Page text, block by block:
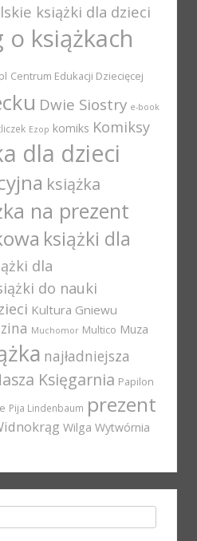
książki dla dzieci
o książkach
Centrum Edukacji Dziecięcej
Dwie Siostry e-book
Ezop komiks Komiksy
dla dzieci
książka
na prezent
książki dla
dla
do nauki
Kultura Gniewu
Muchomor Multico Muza
najładniejsza
Księgarnia Papilon
Pija Lindenbaum prezent
Wilga Wytwórnia